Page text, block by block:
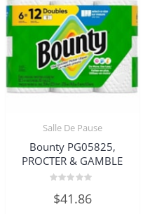
Salle De Pause
Bounty PG05825,
PROCTER & GAMBLE
0
sur
$41.86